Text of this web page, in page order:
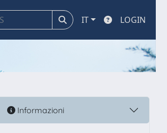
IT LOGIN
Informazioni